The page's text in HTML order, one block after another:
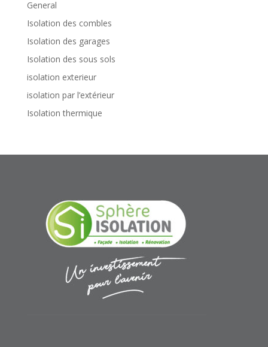
General
Isolation des combles
Isolation des garages
Isolation des sous sols
isolation exterieur
isolation par l’extérieur
Isolation thermique